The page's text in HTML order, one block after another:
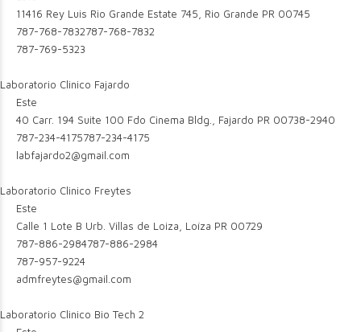
11416 Rey Luis Rio Grande Estate 745, Rio Grande PR 00745
787-768-7832787-768-7832
787-769-5323
Laboratorio Clinico Fajardo
Este
40 Carr. 194 Suite 100 Fdo Cinema Bldg., Fajardo PR 00738-2940
787-234-4175787-234-4175
labfajardo2@gmail.com
Laboratorio Clinico Freytes
Este
Calle 1 Lote B Urb. Villas de Loiza, Loíza PR 00729
787-886-2984787-886-2984
787-957-9224
admfreytes@gmail.com
Laboratorio Clinico Bio Tech 2